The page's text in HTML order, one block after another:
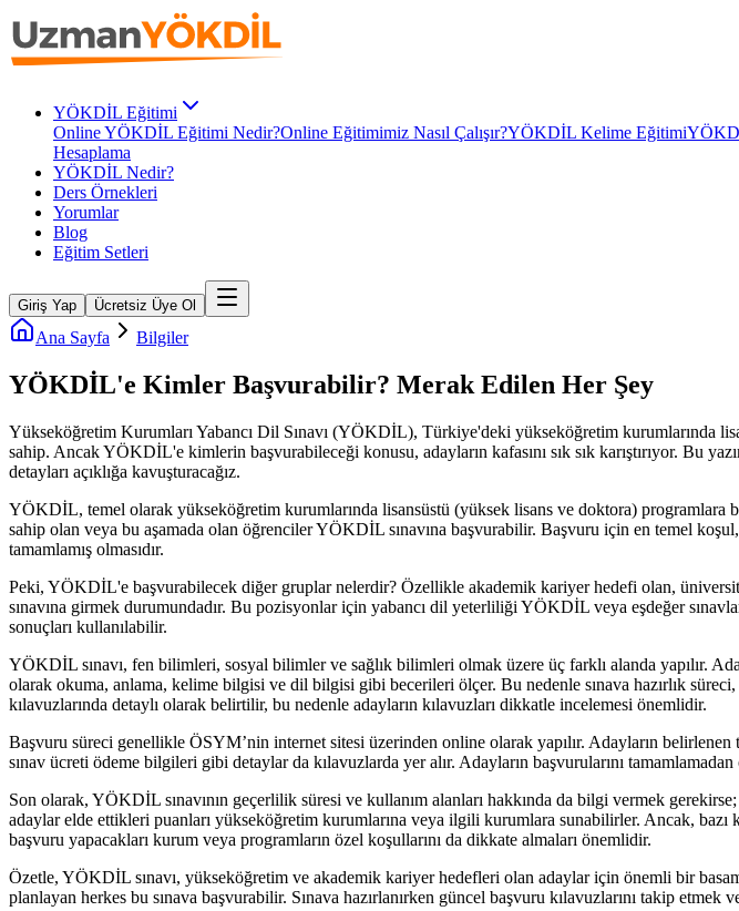
YÖKDİL Eğitimi
Online YÖKDİL Eğitimi Nedir?Online Eğitimimiz Nasıl Çalışır?YÖKDİL Kelime Eğitimi
Hesaplama
YÖKDİL Nedir?
Ders Örnekleri
Yorumlar
Blog
Eğitim Setleri
Giriş Yap Ücretsiz Üye Ol
Ana Sayfa Bilgiler
YÖKDİL'e Kimler Başvurabilir? Merak Edilen Her Şey
Yükseköğretim Kurumları Yabancı Dil Sınavı (YÖKDİL), Türkiye'deki yükseköğretim kurumlarında
sahip. Ancak YÖKDİL'e kimlerin başvurabileceği konusu, adayların kafasını sık sık karıştırıyor. Bu
detayları açıklığa kavuşturacağız.
YÖKDİL, temel olarak yükseköğretim kurumlarında lisansüstü (yüksek lisans ve doktora) programlara
sahip olan veya bu aşamada olan öğrenciler YÖKDİL sınavına başvurabilir. Başvuru için en temel
tamamlamış olmasıdır.
Peki, YÖKDİL'e başvurabilecek diğer gruplar nelerdir? Özellikle akademik kariyer hedefi olan,
sınavına girmek durumundadır. Bu pozisyonlar için yabancı dil yeterliliği YÖKDİL veya eşdeğer
sonuçları kullanılabilir.
YÖKDİL sınavı, fen bilimleri, sosyal bilimler ve sağlık bilimleri olmak üzere üç farklı alanda yapılır.
olarak okuma, anlama, kelime bilgisi ve dil bilgisi gibi becerileri ölçer. Bu nedenle sınava hazırlık
kılavuzlarında detaylı olarak belirtilir, bu nedenle adayların kılavuzları dikkatle incelemesi önemlidir.
Başvuru süreci genellikle ÖSYM’nin internet sitesi üzerinden online olarak yapılır. Adayların
sınav ücreti ödeme bilgileri gibi detaylar da kılavuzlarda yer alır. Adayların başvurularını
Son olarak, YÖKDİL sınavının geçerlilik süresi ve kullanım alanları hakkında da bilgi vermek
adaylar elde ettikleri puanları yükseköğretim kurumlarına veya ilgili kurumlara sunabilirler. Ancak,
başvuru yapacakları kurum veya programların özel koşullarını da dikkate almaları önemlidir.
Özetle, YÖKDİL sınavı, yükseköğretim ve akademik kariyer hedefleri olan adaylar için önemli bir
planlayan herkes bu sınava başvurabilir. Sınava hazırlanırken güncel başvuru kılavuzlarını takip